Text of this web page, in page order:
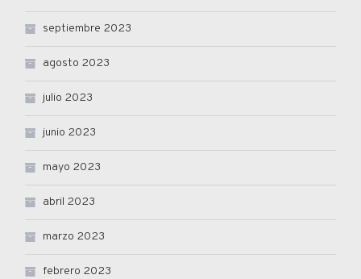
septiembre 2023
agosto 2023
julio 2023
junio 2023
mayo 2023
abril 2023
marzo 2023
febrero 2023